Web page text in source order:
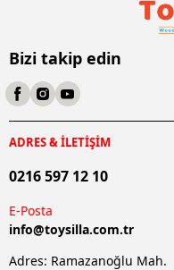
Bizi takip edin
ADRES & İLETİŞİM
0216 597 12 10
E-Posta
info@toysilla.com.tr
Adres: Ramazanoğlu Mah.